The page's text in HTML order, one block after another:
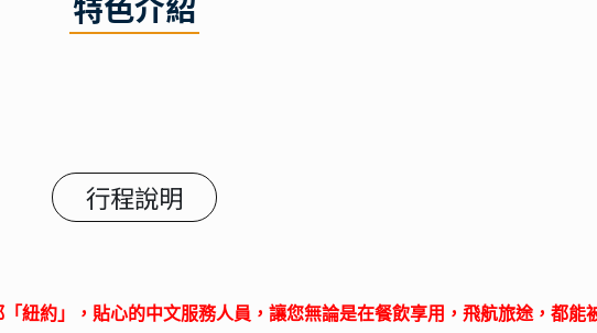
行程說明
紐約」，貼心的中文服務人員，讓您無論是在餐飲享用，飛航旅途，都能